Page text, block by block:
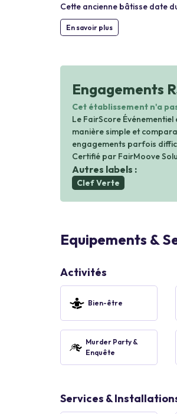
Cette ancienne bâtisse date
En savoir plus
Engagements
Cet établissement n'a
Le FairScore
manière simple et
engagements parfois
Certifié par FairMoove
Autres labels :
Clef Verte
Equipements &
Activités
Bien-être
Murder Party &
Enquête
Services &